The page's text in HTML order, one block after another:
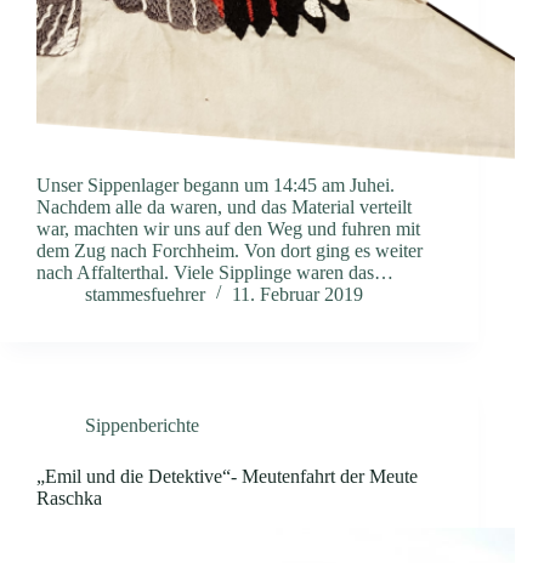
Unser Sippenlager begann um 14:45 am Juhei.
Nachdem alle da waren, und das Material verteilt
war, machten wir uns auf den Weg und fuhren mit
dem Zug nach Forchheim. Von dort ging es weiter
nach Affalterthal. Viele Sipplinge waren das…
stammesfuehrer
11. Februar 2019
Sippenberichte
„Emil und die Detektive“- Meutenfahrt der Meute
Raschka